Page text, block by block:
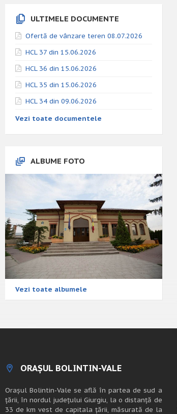
ULTIMELE DOCUMENTE
Ofertă de vânzare teren 08.07.2026
HCL 37 din 15.06.2026
HCL 36 din 15.06.2026
HCL 35 din 15.06.2026
HCL 34 din 09.06.2026
Vezi toate documentele
ALBUME FOTO
Vezi toate albumele
ORAȘUL BOLINTIN-VALE
Oraşul Bolintin-Vale se află în partea de sud a
ţării, în nordul judeţului Giurgiu, la o distanţă de
33 de km vest de capitala țării, măsurată de la